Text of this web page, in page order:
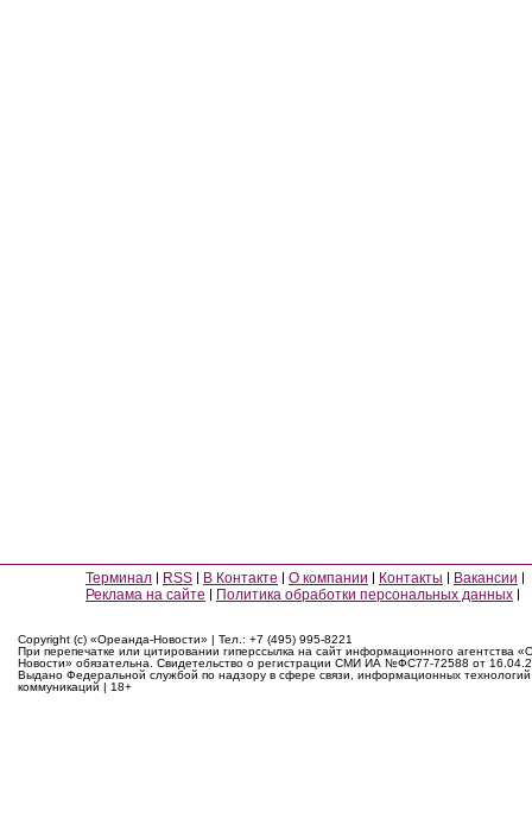
Терминал RSS В Контакте О компании Контакты
Вакансии
Реклама на сайте
Политика обработки персональных данных
Copyright (c) «Ореанда-Новости» | Тел.: +7 (495) 995-8221
При перепечатке или цитировании гиперссылка на сайт информационного агентства
Новости» обязательна. Свидетельство о регистрации СМИ ИА №ФС77-72588 от
Выдано Федеральной службой по надзору в сфере связи, информационных
коммуникаций | 18+